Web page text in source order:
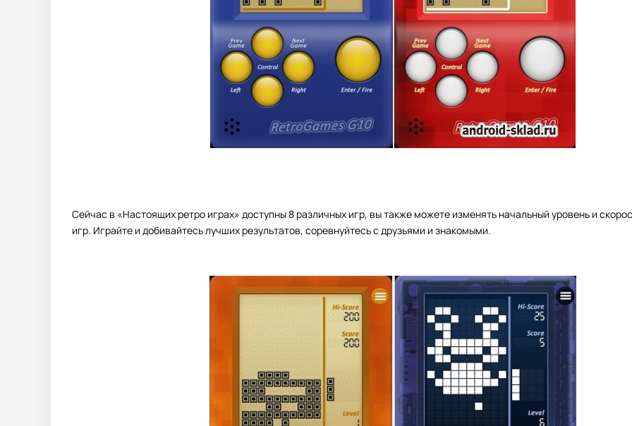
Сейчас в «Настоящих ретро играх» доступны 8 различных игр, вы также можете изменять начальный уровень и
игр. Играйте и добивайтесь лучших результатов, соревнуйтесь с друзьями и знакомыми.